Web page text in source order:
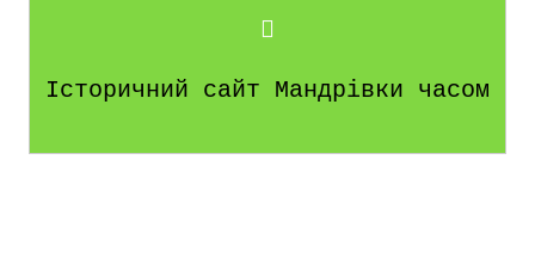
Історичний сайт Мандрівки часом